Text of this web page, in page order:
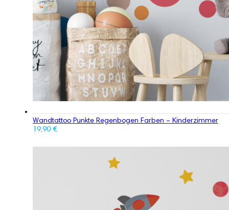
Wandtattoo Punkte Regenbogen Farben – Kinderzimmer
19,90 €